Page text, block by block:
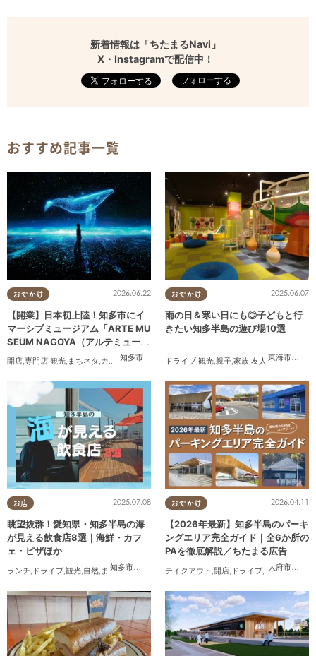
新着情報は「ちたまるNavi」
X・Instagramで配信中！
フォローする
おすすめ記事一覧
おでかけ
知多市
2026.06.22
【開業】日本初上陸！知多市にイ
マーシブミュージアム「ARTE MU
SEUM NAGOYA（アルテミュージ
アムナゴヤ）」が2026年11月下旬
にオープン
開店,専門店,観光, まちネタ ,カップル ,友人
おでかけ
東海市大府
2025.06.07
雨の日＆寒い日にも◎子どもと行
きたい知多半島の遊び場10選
ドライブ,観光,親子,家族,友人
お店
知多市常滑市 美浜町,南知多町
2025.07.08
眺望抜群！愛知県・知多半島の海
が見える飲食店8選｜海鮮・カフ
ェ・ピザほか
ランチ, ドライブ,観光,自然, まちネタ 季節ネタ ,まとめ記事
おでかけ
大府市阿久
2026.04.11
【2026年最新】知多半島のパーキ
ングエリア完全ガイド｜全6か所の
PAを徹底解説／ちたまる広告
テイクアウト ,開店, ドライブ,観光, ちたまる